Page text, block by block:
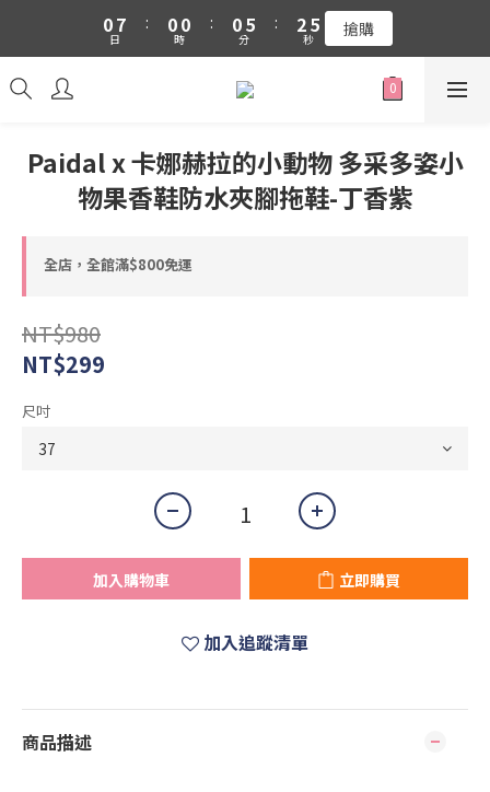
吉伊卡哇 新品上市88折+滿件贈零錢包(隨機)
07
6
5
1
0
日
00
時
0 5
4
3
2
分
2
1
0
5
4
3
秒 搶購
吉伊卡哇 新品上市88折+滿件贈零錢包(隨機)
Paidal x 卡娜赫拉的小動物 多采多姿小
物果香鞋防水夾腳拖鞋-丁香紫
全店，全館滿$800免運
NT$980
NT$299
尺吋
加入購物車 立即購買
加入追蹤清單
商品描述